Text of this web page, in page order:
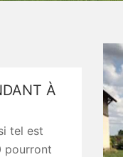
À
tel est
pourront